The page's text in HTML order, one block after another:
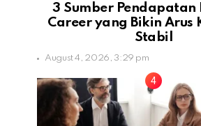
3 Sumber Pendapatan
Career yang Bikin Arus
Stabil
August 4, 2026, 3:29 pm